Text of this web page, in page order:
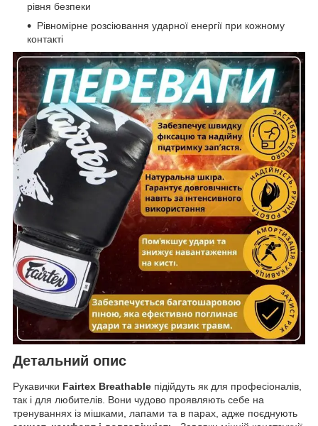
рівня безпеки
Рівномірне розсіювання ударної енергії при кожному
контакті
Детальний опис
Рукавички Fairtex Breathable підійдуть як для професіоналів,
так і для любителів. Вони чудово проявляють себе на
тренуваннях із мішками, лапами та в парах, адже поєднують